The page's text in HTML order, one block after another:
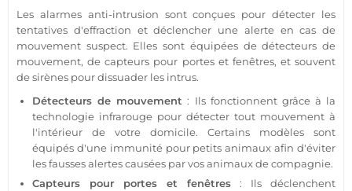
Les alarmes anti-intrusion sont conçues pour détecter les
tentatives d'effraction et déclencher une alerte en cas de
mouvement suspect. Elles sont équipées de détecteurs de
mouvement, de capteurs pour portes et fenêtres, et souvent
de sirènes pour dissuader les intrus.
Détecteurs de mouvement : Ils fonctionnent grâce à la
technologie infrarouge pour détecter tout mouvement à
l'intérieur de votre domicile. Certains modèles sont
équipés d'une immunité pour petits animaux afin d'éviter
les fausses alertes causées par vos animaux de compagnie.
Capteurs pour portes et fenêtres : Ils déclenchent